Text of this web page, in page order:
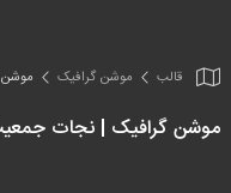
قالب موشن گرافیک
موشن گرافیک | نجات